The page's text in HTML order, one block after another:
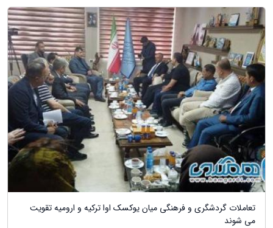
تعاملات گردشگری و فرهنگی میان یوکسک اوا ترکیه و ارومیه تقویت
می شوند